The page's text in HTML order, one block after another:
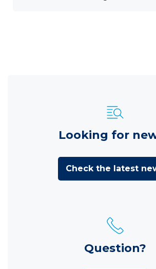
Looking for
Check the latest
Question?